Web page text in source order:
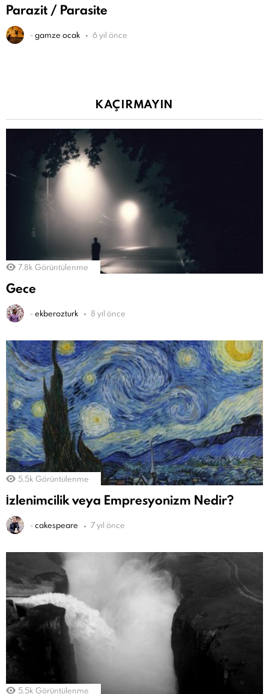
Parazit / Parasite
-gamze ocak 6 yıl önce
KAÇIRMAYIN
7.8k Görüntülenme
Gece
-ekberozturk 8 yıl önce
5.5k Görüntülenme
İzlenimcilik veya Empresyonizm Nedir?
-cakespeare 7 yıl önce
5.5k Görüntülenme